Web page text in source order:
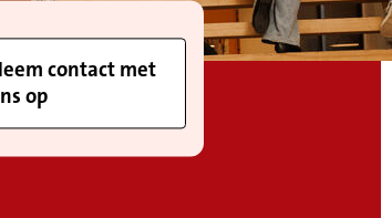
contact met
op